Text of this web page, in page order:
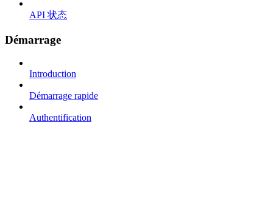
API 状态
Démarrage
Introduction
Démarrage rapide
Authentification